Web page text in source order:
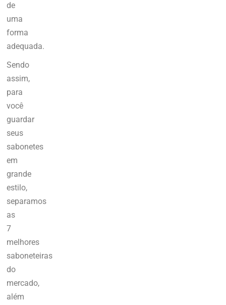
de
uma
forma
adequada.
Sendo
assim,
para
você
guardar
seus
sabonetes
em
grande
estilo,
separamos
as
7
melhores
saboneteiras
do
mercado,
além